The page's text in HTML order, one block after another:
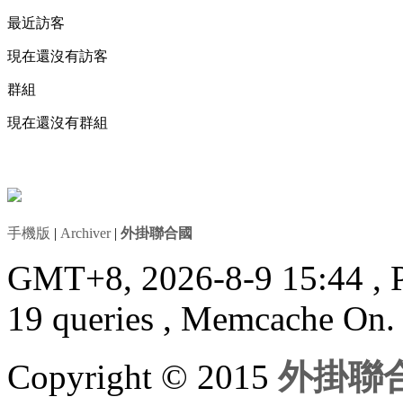
最近訪客
現在還沒有訪客
群組
現在還沒有群組
手機版 | Archiver| 外掛聯合國
GMT+8, 2026-8-9 15:44 ,
19 queries , Memcache On.
Copyright © 2015外掛聯